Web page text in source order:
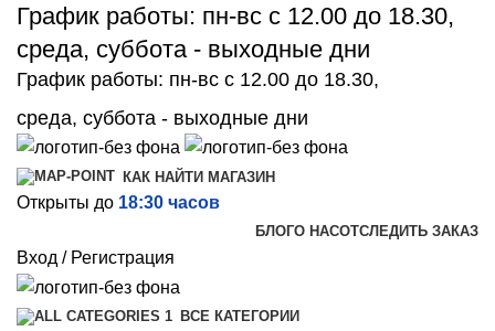
График работы: пн-вс с 12.00 до 18.30,
среда, суббота - выходные дни
График работы: пн-вс с 12.00 до 18.30,
среда, суббота - выходные дни
КАК НАЙТИ МАГАЗИН
Открыты до 18:30 часов
БЛОГО НАСОТСЛЕДИТЬ ЗАКАЗ
Вход / Регистрация
ВСЕ КАТЕГОРИИ